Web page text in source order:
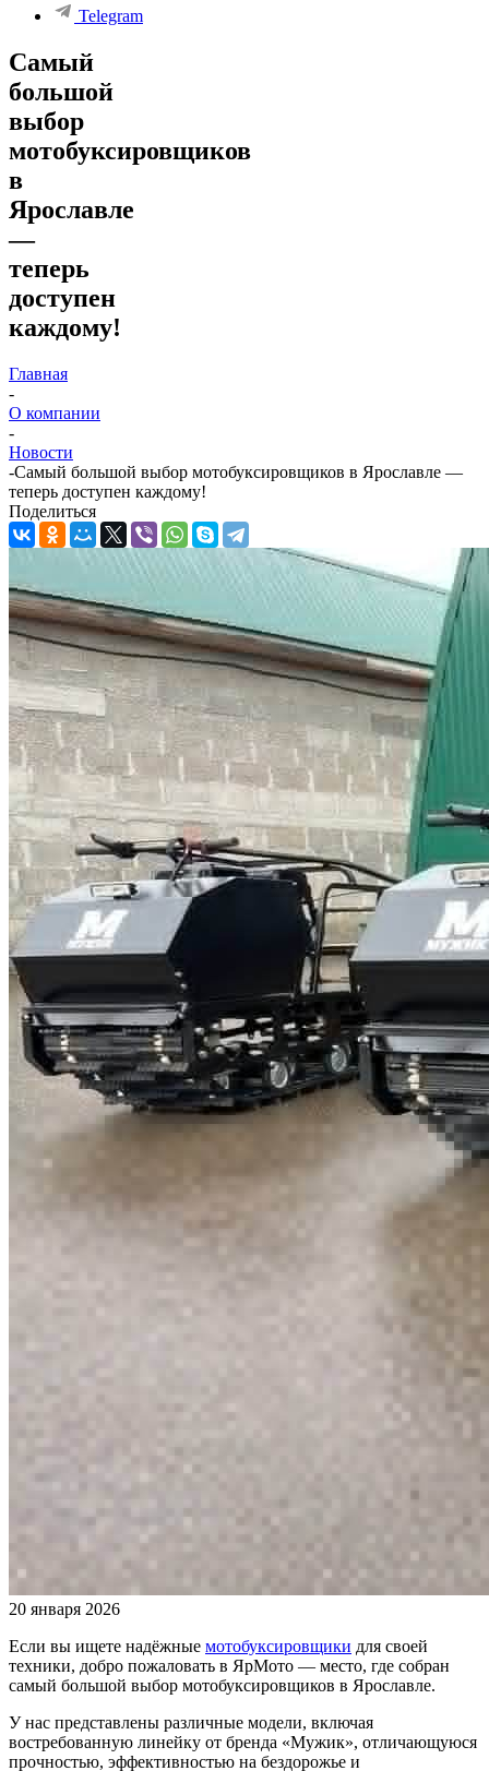
Telegram
Самый
большой
выбор
мотобуксировщиков
в
Ярославле
—
теперь
доступен
каждому!
Главная
-
О компании
-
Новости
-Самый большой выбор мотобуксировщиков в Ярославле —
теперь доступен каждому!
Поделиться
20 января 2026
Если вы ищете надёжные мотобуксировщики для своей
техники, добро пожаловать в ЯрМото — место, где собран
самый большой выбор мотобуксировщиков в Ярославле.
У нас представлены различные модели, включая
востребованную линейку от бренда «Мужик», отличающуюся
прочностью, эффективностью на бездорожье и